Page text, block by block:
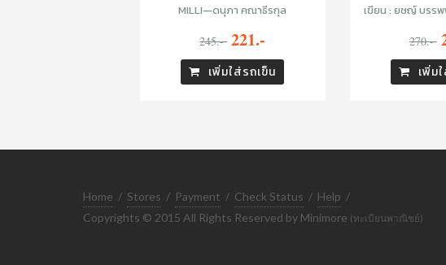
MILLI—ดนุภา คณาธีรกุล
245.- 221.-
เพิ่มใส่รถเข็น
เขียน : ยชญ์ บรร
270.-
เพิ่ม
Home / Stores / Payment / Check Status / Help /
Copyrights © 2015 All Rights Reserved by Minimore (ทะเบียนพาณิชย์)